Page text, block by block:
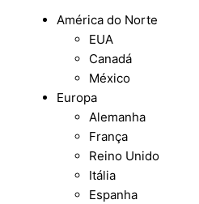
América do Norte
EUA
Canadá
México
Europa
Alemanha
França
Reino Unido
Itália
Espanha